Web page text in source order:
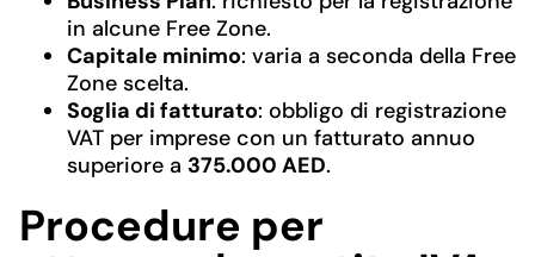
in alcune Free Zone.
Capitale minimo: varia a seconda della Free
Zone scelta.
Soglia di fatturato: obbligo di registrazione
VAT per imprese con un fatturato annuo
superiore a 375.000 AED.
Procedure per